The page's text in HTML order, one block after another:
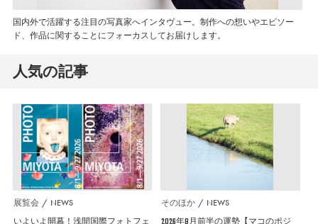
国内外で活躍する注目の写真家へインタヴュー。制作への想いやエピソー
ド、作品に関することにフォーカスしてお届けします。
人気の記事
展覧会 NEWS そのほか NEWS